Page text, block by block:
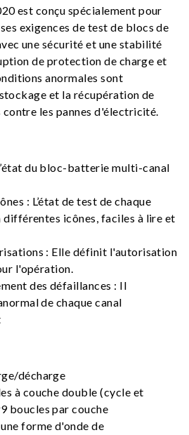
est conçu spécialement pour
exigences de test de blocs de
une sécurité et une stabilité
de protection de charge et
anormales sont
et la récupération de
les pannes d'électricité.
du bloc-batterie multi-canal
: L’état de test de chaque
différentes icônes, faciles à lire et
: Elle définit l'autorisation
l'opération.
des défaillances : Il
de chaque canal
décharge
à couche double (cycle et
boucles par couche
forme d'onde de